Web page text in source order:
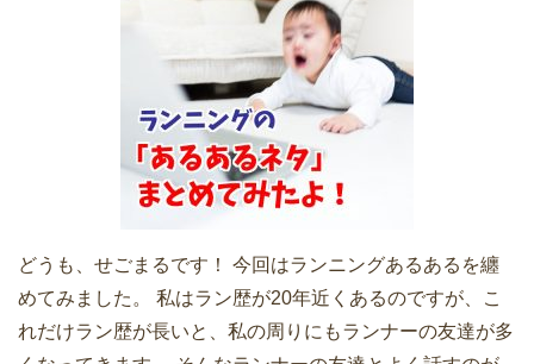
どうも、せごまるです！ 今回はランニングあるあるを纏
めてみました。 私はラン歴が20年近くあるのですが、こ
れだけラン歴が長いと、私の周りにもランナーの友達が多